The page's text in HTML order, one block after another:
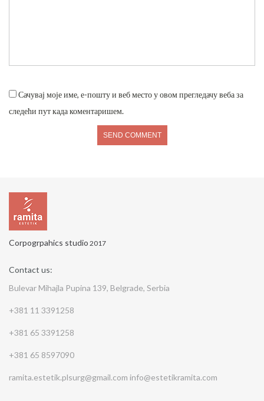
Сачувај моје име, е-пошту и веб место у овом прегледачу веба за
следећи пут када коментаришем.
Corpogrpahics studio 2017
Contact us:
Bulevar Mihajla Pupina 139, Belgrade, Serbia
+381 11 3391258
+381 65 3391258
+381 65 8597090
ramita.estetik.plsurg@gmail.com info@estetikramita.com